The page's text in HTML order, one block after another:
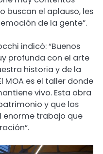
buscan el aplauso, les
de la gente”.
indicó: “Buenos
profunda con el arte
historia y de la
MOA es el taller donde
vivo. Esta obra
y que los
enorme trabajo que